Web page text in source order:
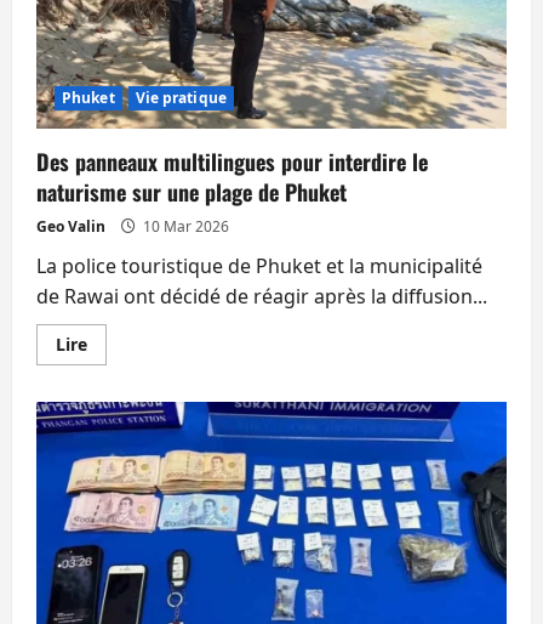
Chinoise.
Arrestations.
Phuket Vie pratique
Des panneaux multilingues pour interdire le
naturisme sur une plage de Phuket
Geo Valin 10 Mar 2026
La police touristique de Phuket et la municipalité
de Rawai ont décidé de réagir après la diffusion...
LireEn
savoir
Des
panneaux
multilingues
pour
interdire
le
naturisme
sur
une
plage
de
Phuket